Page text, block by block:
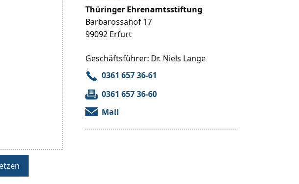
Thüringer Ehrenamtsstiftung
Barbarossahof 17
99092 Erfurt
Geschäftsführer: Dr. Niels Lange
0361 657 36-61
0361 657 36-60
Mail